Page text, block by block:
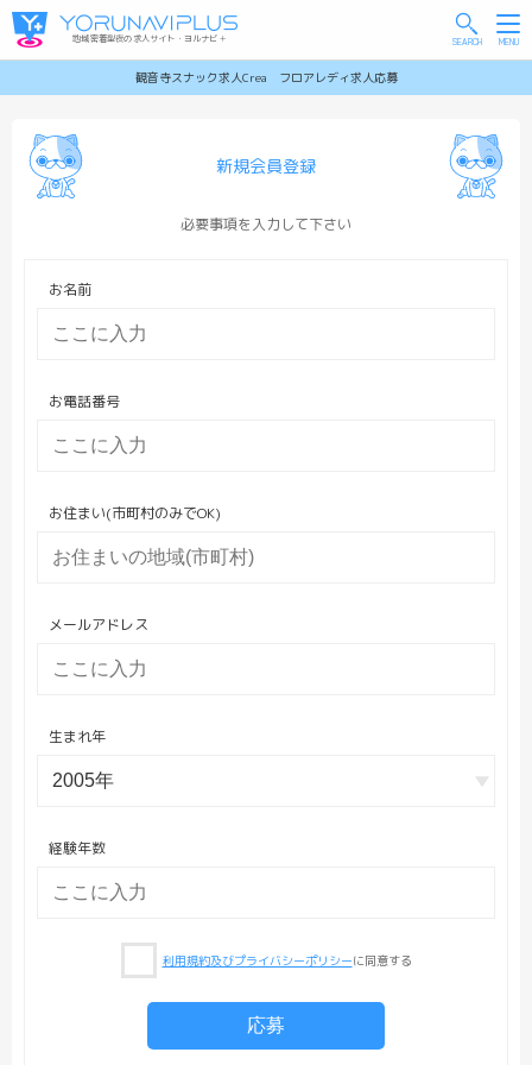
観音寺スナック求人Crea フロアレディ求人応募
地域密着型夜の求人サイト・ヨルナビ＋
新規会員登録
必要事項を入力して下さい
お名前
お電話番号
お住まい(市町村のみでOK)
メールアドレス
生まれ年
経験年数
利用規約及びプライバシーポリシーに同意する